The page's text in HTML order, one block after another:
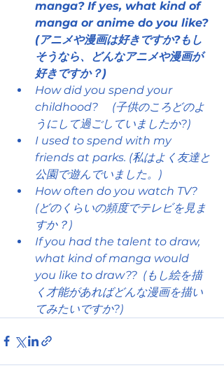
manga? If yes, what kind of
manga or anime do you like?
(アニメや漫画は好きですか?もし
そうなら、どんなアニメや漫画が
好きですか？)
How did you spend your
childhood? 　(子供のころどのよ
うにして過ごしていましたか?)
I used to spend with my
friends at parks. (私はよく友達と
公園で遊んでいました。)
How often do you watch TV?
(どのくらいの頻度でテレビを見ま
すか？)
If you had the talent to draw,
what kind of manga would
you like to draw??  (もし絵を描
く才能があればどんな漫画を描い
てみたいですか?)